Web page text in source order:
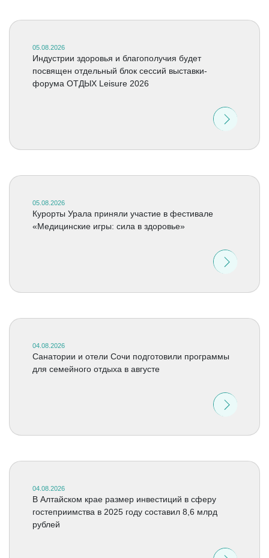
05.08.2026
Индустрии здоровья и благополучия будет
посвящен отдельный блок сессий выставки-
форума ОТДЫХ Leisure 2026
05.08.2026
Курорты Урала приняли участие в фестивале
«Медицинские игры: сила в здоровье»
04.08.2026
Санатории и отели Сочи подготовили программы
для семейного отдыха в августе
04.08.2026
В Алтайском крае размер инвестиций в сферу
гостеприимства в 2025 году составил 8,6 млрд
рублей